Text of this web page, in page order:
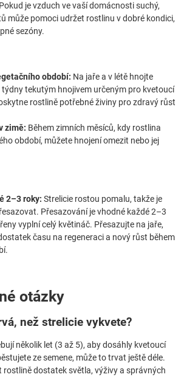
je vzduch ve vaší domácnosti suchý,
může pomoci udržet rostlinu v dobré kondici,
sezóny.
období: Na jaře a v létě hnojte
týdny tekutým hnojivem určeným pro kvetoucí
rostlině potřebné živiny pro zdravý růst
zimě: Během zimních měsíců, kdy rostlina
období, můžete hnojení omezit nebo jej
2–3 roky: Strelicie rostou pomalu, takže je
Přesazování je vhodné každé 2–3
vyplní celý květináč. Přesazujte na jaře,
času na regeneraci a nový růst během
otázky
než strelicie vykvete?
několik let (3 až 5), aby dosáhly kvetoucí
ze semene, může to trvat ještě déle.
rostlině dostatek světla, výživy a správných